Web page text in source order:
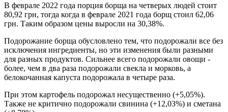
В феврале 2022 года порция борща на четверых людей стоит
80,92 грн, тогда когда в феврале 2021 года борщ стоил 62,06
грн. Таким образом цены выросли на 30,38%.
Подорожание борща обусловлено тем, что подорожали все без
исключения ингредиенты, но эти изменения были разными
для разных продуктов. Сильнее всего подорожали овощи -
более, чем в два раза подорожали свекла и морковь, а
белокочанная капуста подорожала в четыре раза.
При этом картофель подорожал несущественно (+5,05%).
Также не критично подорожали свинина (+12,03%) и сметана